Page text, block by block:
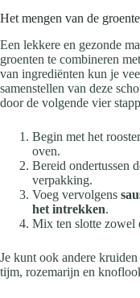
Het mengen van de
Een lekkere en gezonde
groenten te combineren
van ingrediënten kun je
samenstellen van deze
door de volgende vier
Begin met het
oven.
Bereid ondertussen
verpakking.
Voeg vervolgens
het intrekken.
Mix ten slotte zowel
Je kunt ook andere
tijm, rozemarijn en